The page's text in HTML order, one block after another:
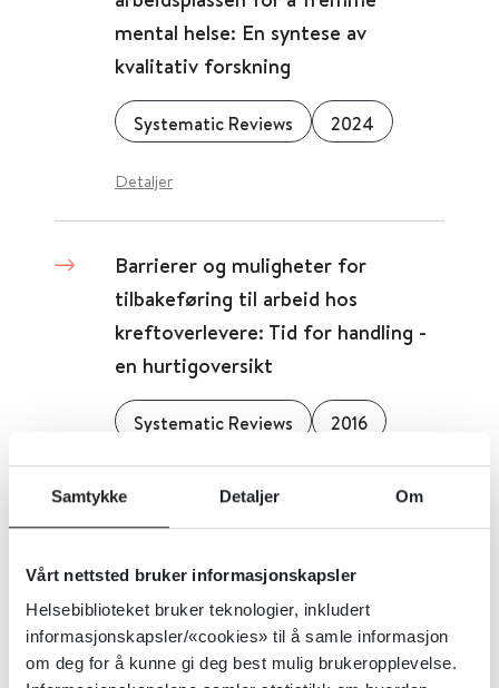
Samtykke Detaljer Om
Vårt nettsted bruker informasjonskapsler
Helsebiblioteket bruker teknologier, inkludert
informasjonskapsler/«cookies» til å samle informasjon
om deg for å kunne gi deg best mulig brukeropplevelse.
mental helse: En syntese av
kvalitativ forskning
Systematic Reviews 2024
Detaljer
Barrierer og muligheter for
tilbakeføring til arbeid hos
kreftoverlevere: Tid for handling -
en hurtigoversikt
Systematic Reviews 2016
Barrierer og fremmende faktorer
for sysselsetting ved alvorlige
psykiske lidelser: En
paraplyoversikt